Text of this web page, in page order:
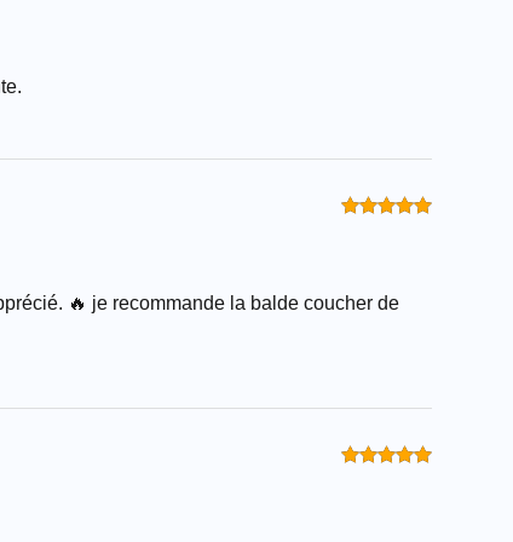
🔥 je recommande la balde coucher de